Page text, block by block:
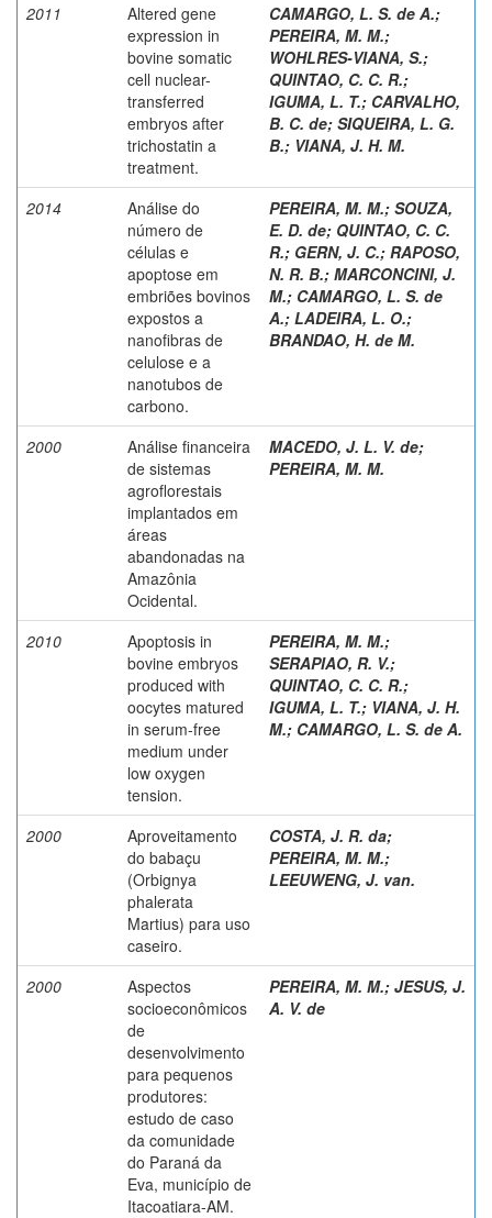
2011
Altered gene
expression in
bovine somatic
cell nuclear-
transferred
embryos after
trichostatin a
treatment.
CAMARGO, L. S. de A.;
PEREIRA, M. M.;
WOHLRES-VIANA, S.;
QUINTAO, C. C. R.;
IGUMA, L. T.; CARVALHO,
B. C. de; SIQUEIRA, L. G.
B.; VIANA, J. H. M.
2014
Análise do
número de
células e
apoptose em
embriões bovinos
expostos a
nanofibras de
celulose e a
nanotubos de
carbono.
PEREIRA, M. M.; SOUZA,
E. D. de; QUINTAO, C. C.
R.; GERN, J. C.; RAPOSO,
N. R. B.; MARCONCINI, J.
M.; CAMARGO, L. S. de
A.; LADEIRA, L. O.;
BRANDAO, H. de M.
2000
Análise financeira
de sistemas
agroflorestais
implantados em
áreas
abandonadas na
Amazônia
Ocidental.
MACEDO, J. L. V. de;
PEREIRA, M. M.
2010
Apoptosis in
bovine embryos
produced with
oocytes matured
in serum-free
medium under
low oxygen
tension.
PEREIRA, M. M.;
SERAPIAO, R. V.;
QUINTAO, C. C. R.;
IGUMA, L. T.; VIANA, J. H.
M.; CAMARGO, L. S. de A.
2000
Aproveitamento
do babaçu
(Orbignya
phalerata
Martius) para uso
caseiro.
COSTA, J. R. da;
PEREIRA, M. M.;
LEEUWENG, J. van.
2000
Aspectos
socioeconômicos
de
desenvolvimento
para pequenos
produtores:
estudo de caso
da comunidade
do Paraná da
Eva, município de
Itacoatiara-AM.
PEREIRA, M. M.; JESUS, J.
A. V. de